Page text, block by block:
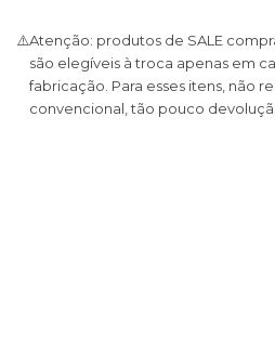
⚠️Atenção: produtos de SALE
são elegíveis à troca apenas em
fabricação. Para esses itens, não
convencional, tão pouco